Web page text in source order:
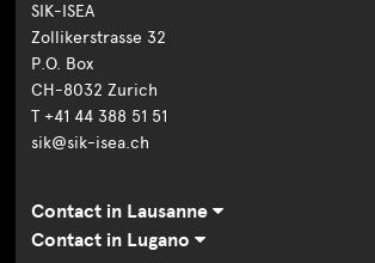
SIK-ISEA
Zollikerstrasse 32
P.O. Box
CH-8032 Zurich
T +41 44 388 51 51
sik@sik-isea.ch
Contact in Lausanne
Contact in Lugano